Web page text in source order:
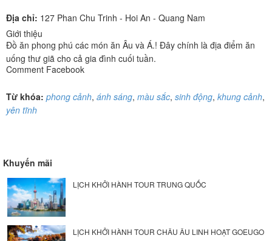
Địa chỉ: 127 Phan Chu Trinh - Hoi An - Quang Nam
Giới thiệu
Đồ ăn phong phú các món ăn Âu và Á.! Đây chính là địa điểm ăn
uống thư giã cho cả gia đình cuối tuần.
Comment Facebook
Từ khóa: phong cảnh, ánh sáng, màu sắc, sinh động, khung cảnh,
yên tĩnh
Khuyến mãi
LỊCH KHỞI HÀNH TOUR TRUNG QUỐC
LỊCH KHỞI HÀNH TOUR CHÂU ÂU LINH HOẠT GOEUGO